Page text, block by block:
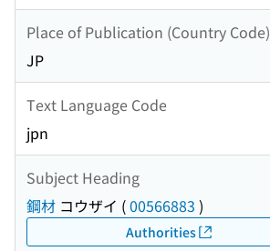
Place of Publication (Country Code)
JP
Text Language Code
jpn
Subject Heading
鋼材 コウザイ (00566883 )
Authorities